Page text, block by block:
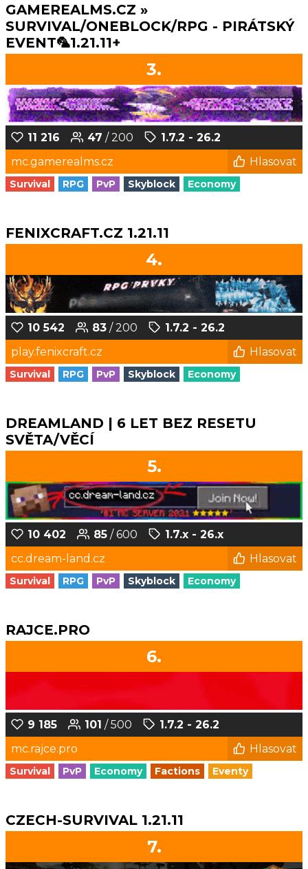
GAMEREALMS.CZ »
SURVIVAL/ONEBLOCK/RPG - PIRÁTSKÝ
EVENT🦜1.21.11+
3.
11 216 47 / 200
1.7.2 - 26.2
mc.gamerealms.cz
Hlasovat
Survival RPG PvP Skyblock Economy
FENIXCRAFT.CZ 1.21.11
4.
10 542 83 / 200
1.7.2 - 26.2
play.fenixcraft.cz
Hlasovat
Survival RPG PvP Skyblock Economy
DREAMLAND | 6 LET BEZ RESETU
SVĚTA/VĚCÍ
5.
10 402 85 / 600
1.7.x - 26.x
cc.dream-land.cz
Hlasovat
Survival RPG PvP Skyblock Economy
RAJCE.PRO
6.
9 185 101 / 500
1.7.2 - 26.2
mc.rajce.pro
Hlasovat
Survival PvP Economy Factions Eventy
CZECH-SURVIVAL 1.21.11
7.